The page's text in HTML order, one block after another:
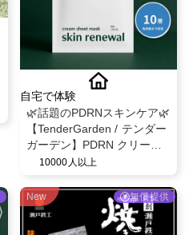
自宅で体験
🌿話題のPDRNスキンケア🌿
【TenderGarden / テンダー
ガーデン】PDRN クリーム
シートマスク 30g × 5枚 モ
10000人以上
New 無償提供